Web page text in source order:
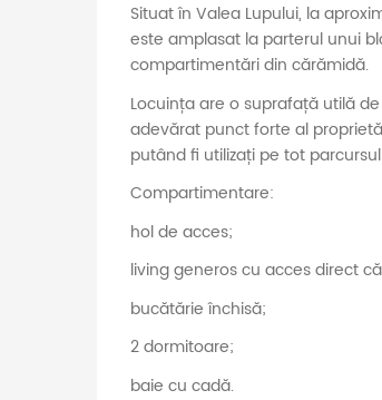
Situat în Valea Lupului, la
este amplasat la parterul unui
compartimentări din cărămidă.
Locuința are o suprafață utilă
adevărat punct forte al
putând fi utilizați pe tot
Compartimentare:
hol de acces;
living generos cu acces direct
bucătărie închisă;
2 dormitoare;
baie cu cadă.